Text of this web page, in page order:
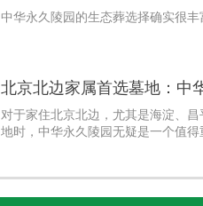
中华永久陵园的生态葬选择确实很丰
北京北边家属首选墓地：中
对于家住北京北边，尤其是海淀、
地时，中华永久陵园无疑是一个值得